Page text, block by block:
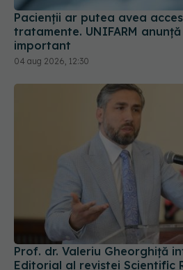
04 aug 2026, 12:30
Prof. dr. Valeriu Gheorghiță
Editorial al revistei Scientific
Portfolio
05 aug 2026, 21:09